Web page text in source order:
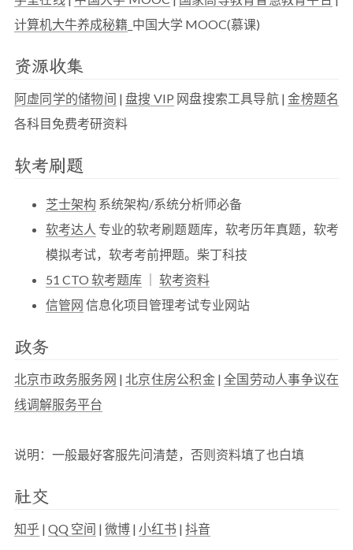
计算机大牛养成秘籍 _中国大学 MOOC(慕课)
资源收集
阿虚同学的储物间 |盘搜 VIP 网盘搜索工具导航 |金榜题名
各科目免费考研资料
软考刷题
芝士架构 系统架构/系统分析师必备
软考达人 专业的软考刷题题库，软考历年真题，软考
模拟考试，软考考前押题。柴丁科技
51 CTO 软考题库
软考资料
信管网 信息化项目管理考试专业网站
政务
北京市政务服务网 |北京住房公积金|全国劳动人事争议在
线调解服务平台
说明：一般最好客服先问清楚，否则资料填了也白填
社交
知乎 | QQ 空间 | 微博 | 小红书 | 抖音